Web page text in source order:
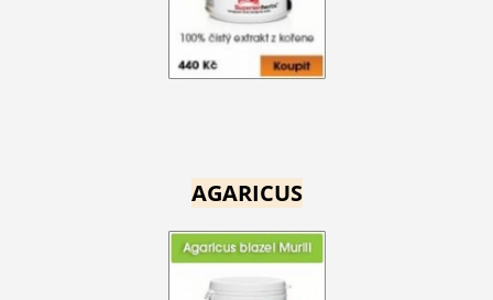
AGARICUS